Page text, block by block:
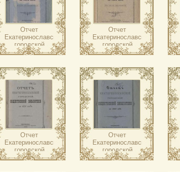
Отчет
Екатеринославской
городской
общественной
Отчет
Екатеринославской
городской
общественной
Отчет
Екатеринославской
городской
общественной
Отчет
Екатеринославской
городской
общественной